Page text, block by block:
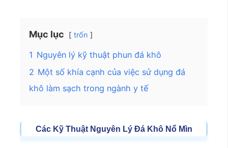
Mục lục trốn
1 Nguyên lý kỹ thuật phun đá khô
2 Một số khía cạnh của việc sử dụng đá
khô làm sạch trong ngành y tế
Các Kỹ Thuật Nguyên Lý Đá Khô Nổ Mìn